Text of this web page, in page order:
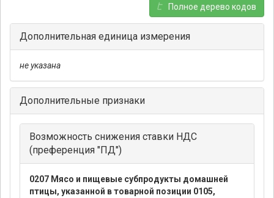
Полное дерево кодов
Дополнительная единица измерения
не указана
Дополнительные признаки
Возможность снижения ставки НДС
(преференция "ПД")
0207 Мясо и пищевые субпродукты домашней
птицы, указанной в товарной позиции 0105,